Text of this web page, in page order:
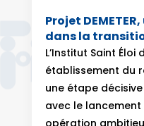
Projet
dans la
L’Institut Saint Éloi
établissement du
une étape
avec le lancement